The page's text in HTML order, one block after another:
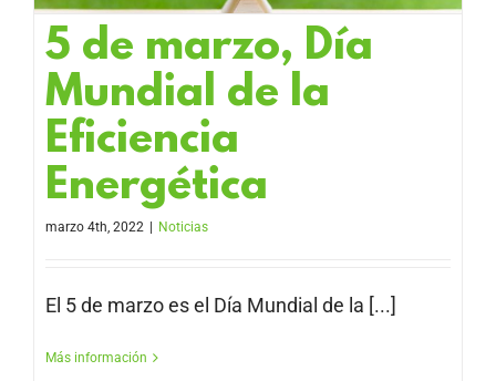
5 de marzo, Día
Mundial de la
Eficiencia
Energética
marzo 4th, 2022 Noticias
El 5 de marzo es el Día Mundial de la [...]
Más información